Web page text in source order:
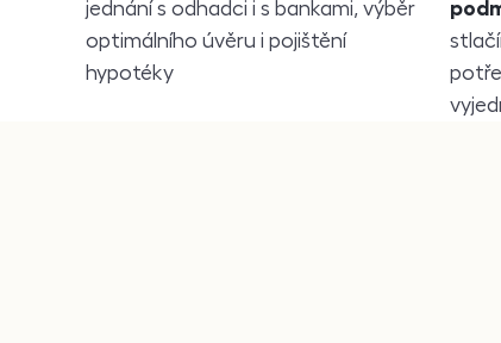
jednání s odhadci i s bankami, výběr
optimálního úvěru i pojištění
hypotéky